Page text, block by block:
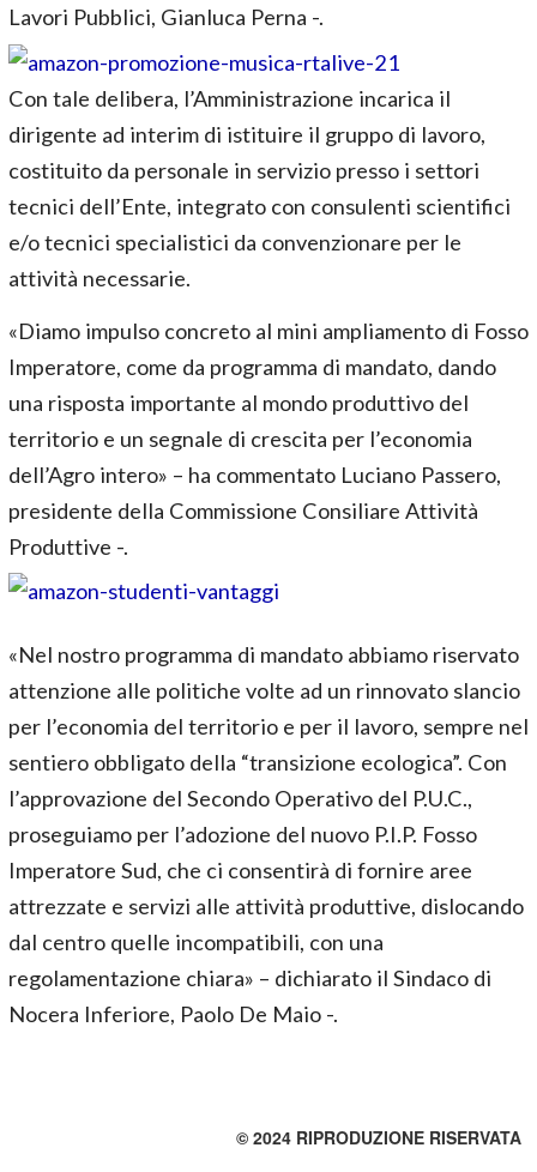
Lavori Pubblici, Gianluca Perna -.
Con tale delibera, l’Amministrazione incarica il
dirigente ad interim di istituire il gruppo di lavoro,
costituito da personale in servizio presso i settori
tecnici dell’Ente, integrato con consulenti scientifici
e/o tecnici specialistici da convenzionare per le
attività necessarie.
«Diamo impulso concreto al mini ampliamento di Fosso
Imperatore, come da programma di mandato, dando
una risposta importante al mondo produttivo del
territorio e un segnale di crescita per l’economia
dell’Agro intero» – ha commentato Luciano Passero,
presidente della Commissione Consiliare Attività
Produttive -.
«Nel nostro programma di mandato abbiamo riservato
attenzione alle politiche volte ad un rinnovato slancio
per l’economia del territorio e per il lavoro, sempre nel
sentiero obbligato della “transizione ecologica”. Con
l’approvazione del Secondo Operativo del P.U.C.,
proseguiamo per l’adozione del nuovo P.I.P. Fosso
Imperatore Sud, che ci consentirà di fornire aree
attrezzate e servizi alle attività produttive, dislocando
dal centro quelle incompatibili, con una
regolamentazione chiara» – dichiarato il Sindaco di
Nocera Inferiore, Paolo De Maio -.
© 2024 RIPRODUZIONE RISERVATA